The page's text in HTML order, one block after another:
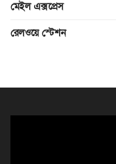
মেইল এক্সপ্রেস
রেলওয়ে স্টেশন